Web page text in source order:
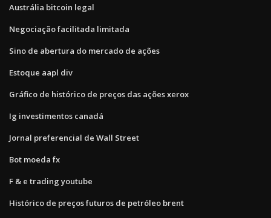
Austrália bitcoin legal
Negociação facilitada limitada
Sino de abertura do mercado de ações
Estoque aapl div
Gráfico de histórico de preços das ações xerox
Ig investimentos canadá
Jornal preferencial de Wall Street
Bot moeda fx
F & e trading youtube
Histórico de preços futuros de petróleo brent